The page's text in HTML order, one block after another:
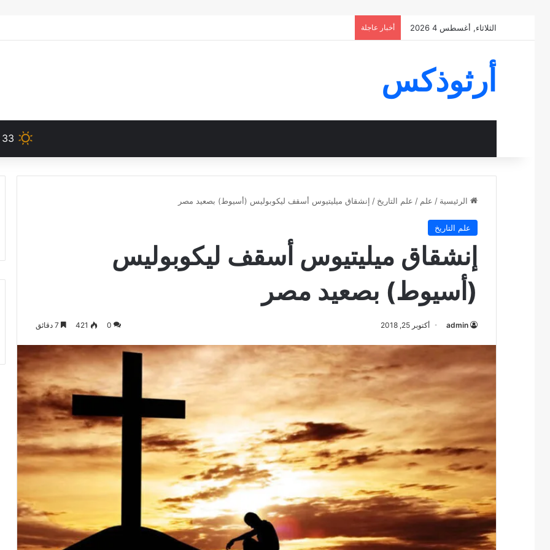
الثلاثاء, أغسطس 4 2026 أخبار عاجلة
أرثوذكس
33
الرئيسية / علم / علم التاريخ / إنشقاق ميليتيوس أسقف ليكوبوليس (أسيوط) بصعيد مصر
علم التاريخ
إنشقاق ميليتيوس أسقف ليكوبوليس
(أسيوط) بصعيد مصر
admin أكتوبر 25, 2018 0
421